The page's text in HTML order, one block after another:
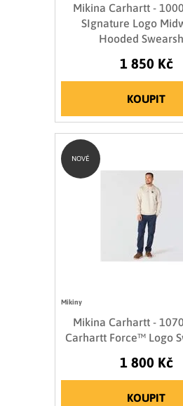
Mikina Carhartt -
SIgnature Logo
Hooded
1 850 Kč
KOUPIT
Mikiny
Mikina Carhartt -
Carhartt Force™ Logo
1 800 Kč
KOUPIT
NOVÉ